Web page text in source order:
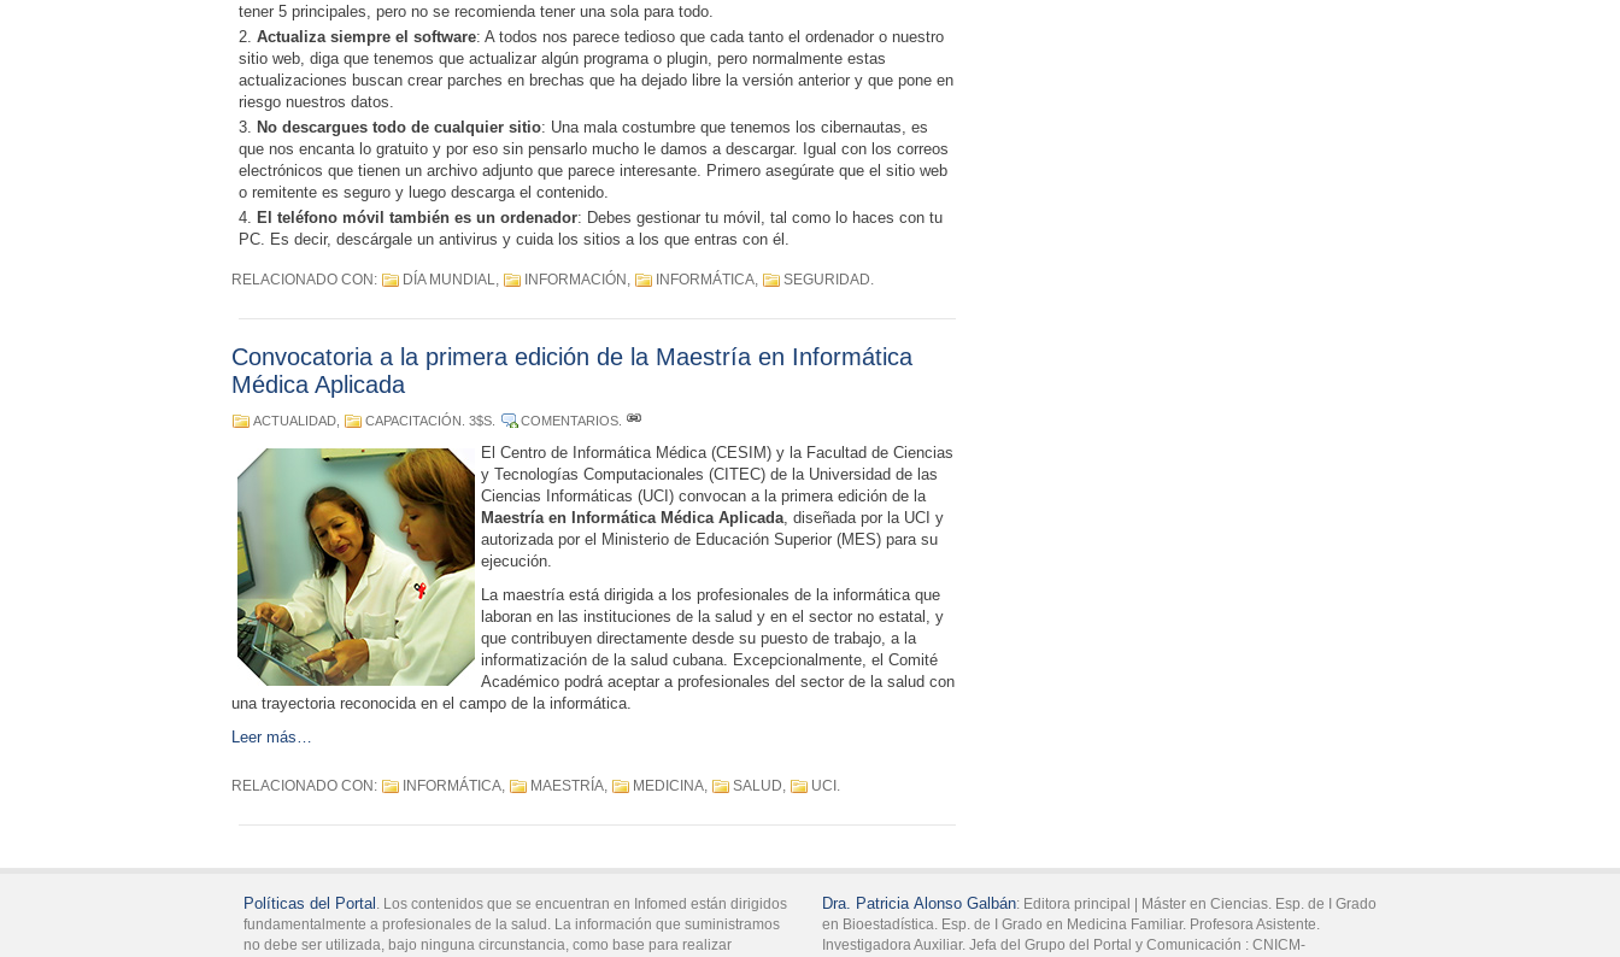
tener 5 principales, pero no se recomienda tener una sola para todo.
Actualiza siempre el software: A todos nos parece tedioso que cada tanto el ordenador o nuestro
sitio web, diga que tenemos que actualizar algún programa o plugin, pero normalmente estas
actualizaciones buscan crear parches en brechas que ha dejado libre la versión anterior y que pone en
riesgo nuestros datos.
No descargues todo de cualquier sitio: Una mala costumbre que tenemos los cibernautas, es
que nos encanta lo gratuito y por eso sin pensarlo mucho le damos a descargar. Igual con los correos
electrónicos que tienen un archivo adjunto que parece interesante. Primero asegúrate que el sitio web
o remitente es seguro y luego descarga el contenido.
El teléfono móvil también es un ordenador: Debes gestionar tu móvil, tal como lo haces con tu
PC. Es decir, descárgale un antivirus y cuida los sitios a los que entras con él.
RELACIONADO CON: DÍA MUNDIAL, INFORMACIÓN , INFORMÁTICA, SEGURIDAD.
Convocatoria a la primera edición de la Maestría en Informática
Médica Aplicada
ACTUALIDAD CAPACITACIÓN . 3$S. COMENTARIOS
El Centro de Informática Médica (CESIM) y la Facultad de Ciencias
y Tecnologías Computacionales (CITEC) de la Universidad de las
Ciencias Informáticas (UCI) convocan a la primera edición de la
Maestría en Informática Médica Aplicada, diseñada por la UCI y
autorizada por el Ministerio de Educación Superior (MES) para su
ejecución.
La maestría está dirigida a los profesionales de la informática que
laboran en las instituciones de la salud y en el sector no estatal, y
que contribuyen directamente desde su puesto de trabajo, a la
informatización de la salud cubana. Excepcionalmente, el Comité
Académico podrá aceptar a profesionales del sector de la salud con
una trayectoria reconocida en el campo de la informática.
Leer más…
RELACIONADO CON: INFORMÁTICA, MAESTRÍA, MEDICINA, SALUD, UCI .
Dra. Patricia Alonso Galbán: Editora principal |
Máster en Ciencias. Esp. de I Grado
en Bioestadística. Esp. de I Grado en Medicina Familiar. Profesora Asistente.
Investigadora Auxiliar. Jefa del Grupo del Portal y Comunicación : CNICM-
Políticas del Portal . Los contenidos que se encuentran en Infomed están dirigidos
fundamentalmente a profesionales de la salud. La información que suministramos
no debe ser utilizada, bajo ninguna circunstancia, como base para realizar